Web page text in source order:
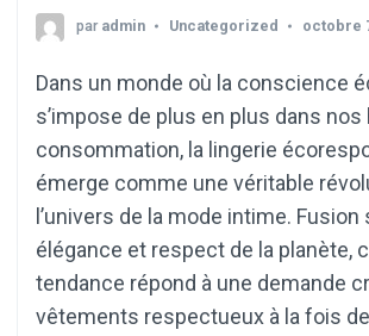
par admin Uncategorized octobre
Dans un monde où la conscience
s’impose de plus en plus dans
consommation, la lingerie
émerge comme une véritable
l’univers de la mode intime.
élégance et respect de la planète,
tendance répond à une demande
vêtements respectueux à la fois